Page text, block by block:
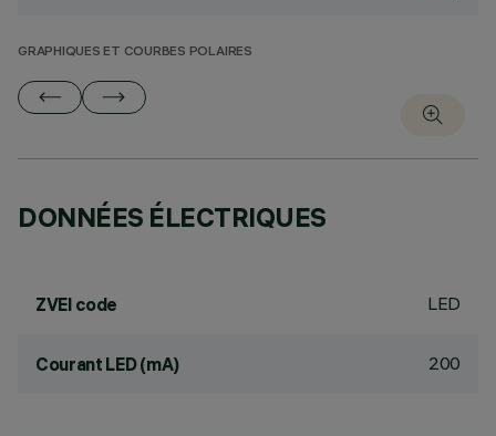
GRAPHIQUES ET COURBES POLAIRES
DONNÉES ÉLECTRIQUES
ZVEI code LED
Courant LED (mA) 200